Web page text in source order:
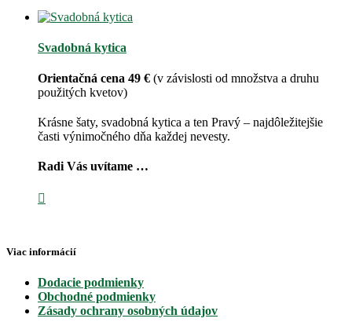
Svadobná kytica
Orientačná cena 49 € (v závislosti od množstva a druhu
použitých kvetov)
Krásne šaty, svadobná kytica a ten Pravý – najdôležitejšie
časti výnimočného dňa každej nevesty.
Radi Vás uvítame …
Viac informácií
Dodacie podmienky
Obchodné podmienky
Zásady ochrany osobných údajov